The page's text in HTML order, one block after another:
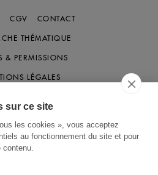
sur ce site
les cookies », vous acceptez
au fonctionnement du site et pour
contenu.
CGV CONTACT
THÉMATIQUE
& PERMISSIONS
LÉGALES